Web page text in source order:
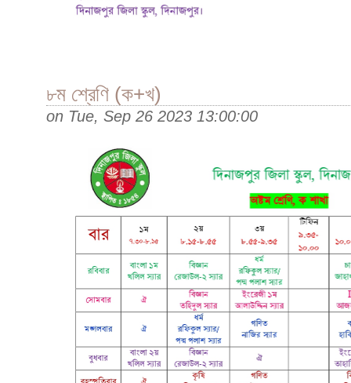
৮ম শ্রেণি (ক+খ)
on Tue, Sep 26 2023 13:00:00